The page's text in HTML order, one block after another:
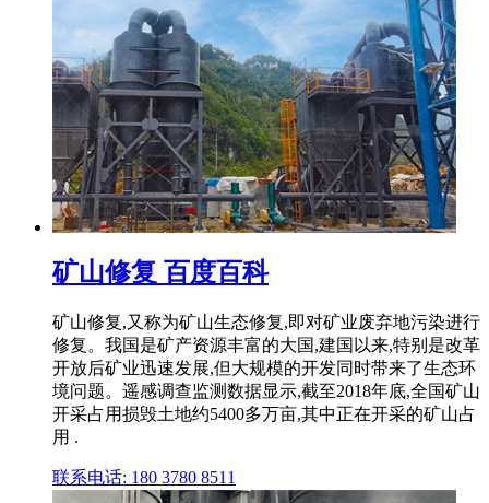
矿山修复 百度百科
矿山修复,又称为矿山生态修复,即对矿业废弃地污染进行
修复。我国是矿产资源丰富的大国,建国以来,特别是改革
开放后矿业迅速发展,但大规模的开发同时带来了生态环
境问题。遥感调查监测数据显示,截至2018年底,全国矿山
开采占用损毁土地约5400多万亩,其中正在开采的矿山占
用 .
联系电话: 180 3780 8511